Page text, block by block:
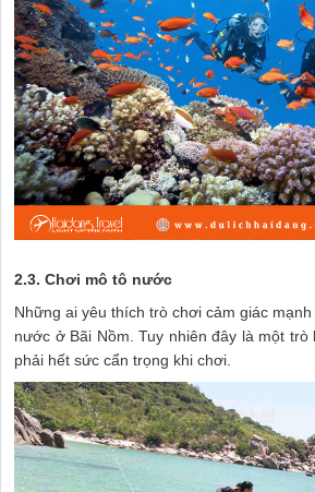
2.3. Chơi mô tô nước
Những ai yêu thích trò chơi cảm giác
nước ở Bãi Nồm. Tuy nhiên đây là một trò
phải hết sức cẩn trọng khi chơi.